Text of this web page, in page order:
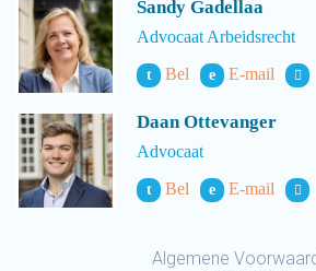
Sandy Gadellaa
Advocaat Arbeidsrecht
t Bel e E-mail
Daan Ottevanger
Advocaat
t Bel e E-mail
Algemene